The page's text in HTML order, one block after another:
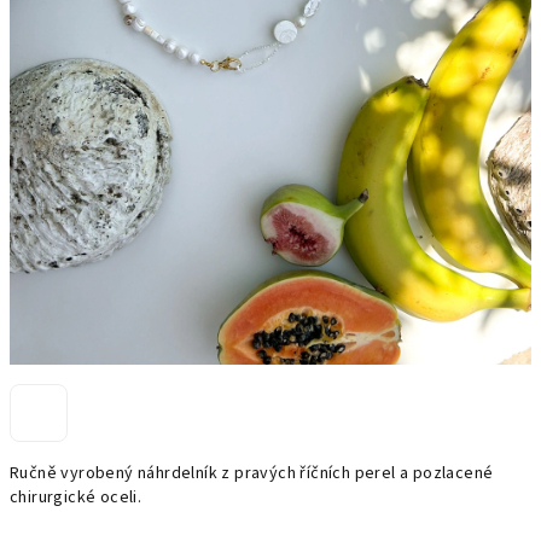
Ručně vyrobený náhrdelník z pravých říčních perel a pozlacené
chirurgické oceli.